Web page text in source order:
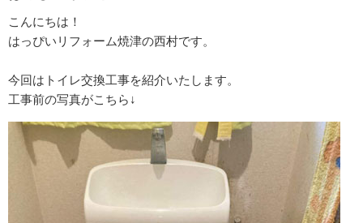
こんにちは！
はっぴいリフォーム焼津の西村です。
今回はトイレ交換工事を紹介いたします。
工事前の写真がこちら↓